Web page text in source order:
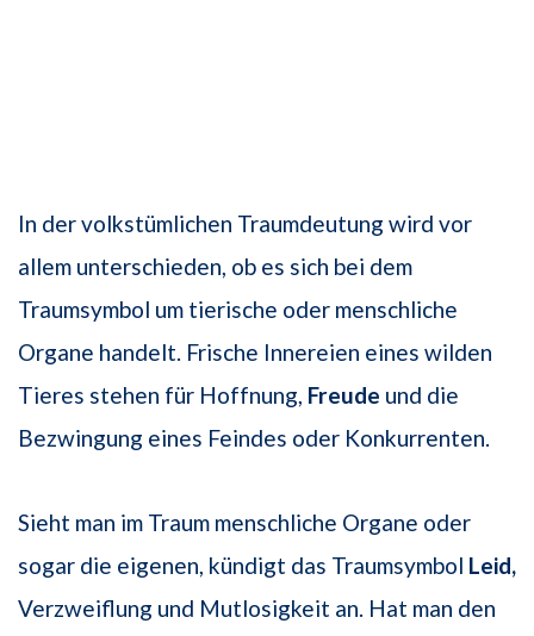
In der volkstümlichen Traumdeutung wird vor
allem unterschieden, ob es sich bei dem
Traumsymbol um tierische oder menschliche
Organe handelt. Frische Innereien eines wilden
Tieres stehen für Hoffnung, Freude und die
Bezwingung eines Feindes oder Konkurrenten.
Sieht man im Traum menschliche Organe oder
sogar die eigenen, kündigt das Traumsymbol Leid,
Verzweiflung und Mutlosigkeit an. Hat man den